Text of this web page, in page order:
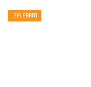
SELEBRITI